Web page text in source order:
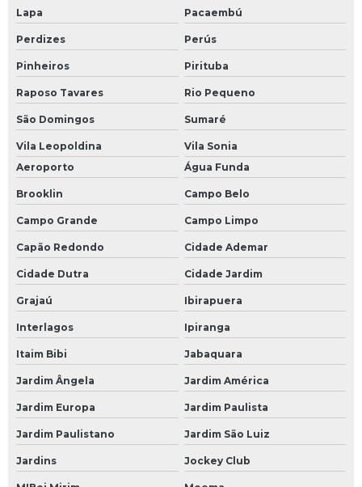
Modulo de clp
Módulo de comunicação plc
Módulo de comunicação profibus
Módulo de controle eletrônico
Módulo de entrada clp
Módulo de entrada plc
Módulo de plc
Monitor industrial
Monitor industrial touch screen
Placa de i o
Programação de componentes
Programação de controlador de temperatura
Programação de placas eletrônicas
Rack industrial com gaveta
Rack industrial com painel
Lapa Pacaembú
Perdizes Perús
Pinheiros Pirituba
Raposo Tavares Rio Pequeno
São Domingos Sumaré
Vila Leopoldina
Vila Sonia
Aeroporto
Água Funda
Brooklin Campo Belo
Campo Grande Campo Limpo
Capão Redondo Cidade Ademar
Cidade Dutra Cidade Jardim
Grajaú Ibirapuera
Interlagos Ipiranga
Itaim Bibi Jabaquara
Jardim Ângela Jardim América
Jardim Europa Jardim Paulista
Jardim Paulistano Jardim São Luiz
Jardins Jockey Club